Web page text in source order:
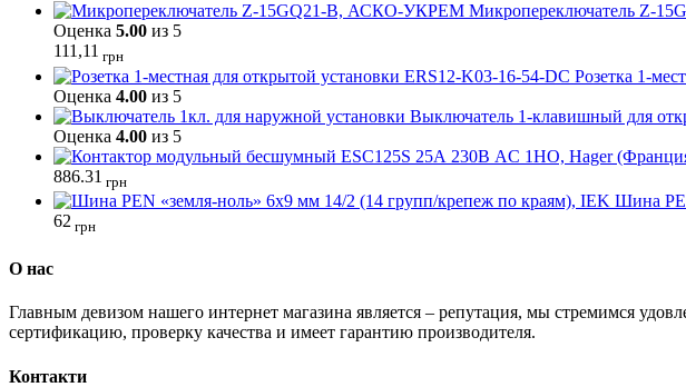
Микропереключатель Z-
Оценка 5.00 из 5
111,11 грн
Розетка 1-
Оценка 4.00 из 5
Выключатель 1-клавишный для
Оценка 4.00 из 5
886.31 грн
Шина
62 грн
О нас
Главным девизом нашего интернет магазина является – репутация, мы стремимся
сертификацию, проверку качества и имеет гарантию производителя.
Контакти